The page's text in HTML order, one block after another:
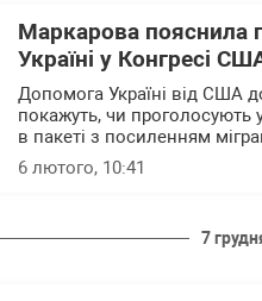
Маркарова пояснила
Україні у Конгресі
Допомога Україні від США
покажуть, чи
в пакеті з посиленням
6 лютого, 10:41
7